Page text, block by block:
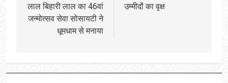
लाल बिहारी लाल का 46वां
जन्मोत्सव सेवा सोसायटी ने
धूमधाम से मनाया
उम्मीदों का वृक्ष